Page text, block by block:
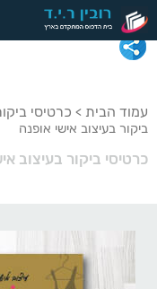
עמוד הבית > כרטיסי
ביקור בעיצוב אישי אופנה
כרטיסי ביקור בעיצוב